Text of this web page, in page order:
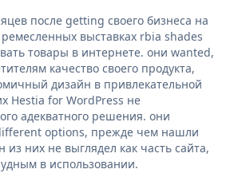
после getting своего бизнеса на
выставках rbia shades
товары в интернете. они wanted,
качество своего продукта,
дизайн в привлекательной
Hestia for WordPress не
адекватного решения. они
options, прежде чем нашли
них не выглядел как часть сайта,
в использовании.